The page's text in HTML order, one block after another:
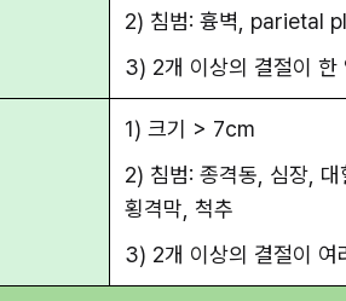
2) 침범: 흉벽, parietal
3) 2개 이상의 결절이 한
1) 크기 > 7cm
2) 침범: 종격동, 심장,
횡격막, 척추
3) 2개 이상의 결절이 여